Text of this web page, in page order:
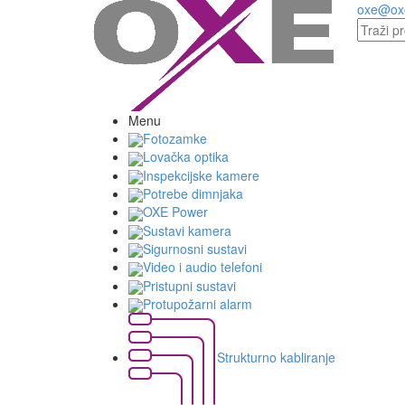
Menu
Fotozamke
Lovačka optika
Inspekcijske kamere
Potrebe dimnjaka
OXE Power
Sustavi kamera
Sigurnosni sustavi
Video i audio telefoni
Pristupni sustavi
Protupožarni alarm
Strukturno kabliranje